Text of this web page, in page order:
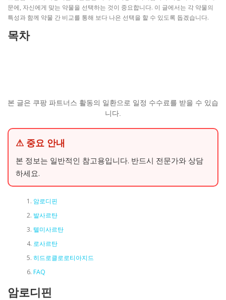
문에, 자신에게 맞는 약물을 선택하는 것이 중요합니다. 이 글에서는 각 약물의
특성과 함께 약물 간 비교를 통해 보다 나은 선택을 할 수 있도록 돕겠습니다.
목차
본 글은 쿠팡 파트너스 활동의 일환으로 일정 수수료를 받을 수 있습
니다.
⚠ 중요 안내
본 정보는 일반적인 참고용입니다. 반드시 전문가와 상담
하세요.
암로디핀
발사르탄
텔미사르탄
로사르탄
히드로클로로티아지드
FAQ
암로디핀